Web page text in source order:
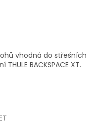
vhodná do střešních
BACKSPACE XT.